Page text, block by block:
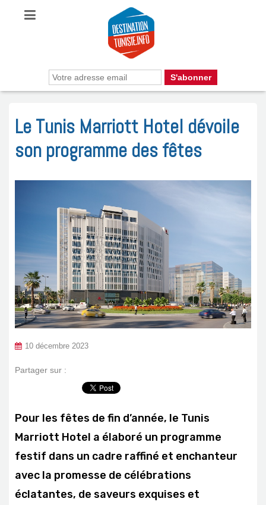
Le Tunis Marriott Hotel dévoile
son programme des fêtes
10 décembre 2023
Partager sur :
Pour les fêtes de fin d’année, le Tunis
Marriott Hotel a élaboré un programme
festif dans un cadre raffiné et enchanteur
avec la promesse de célébrations
éclatantes, de saveurs exquises et